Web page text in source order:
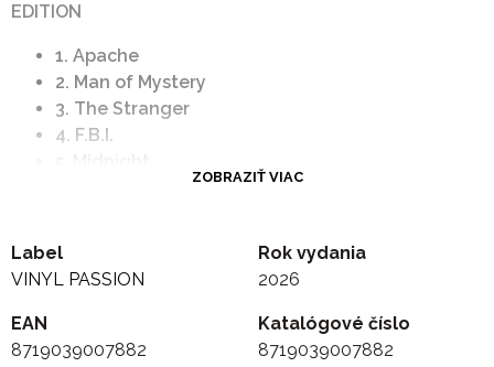
EDITION
1. Apache
2. Man of Mystery
3. The Stranger
4. F.B.I.
6. The Frightened City
8. Back Home
9. Sleepwalk
12. The Savage
ZOBRAZIŤ VIAC
Label
VINYL PASSION
Rok vydania
2026
EAN
8719039007882
Katalógové číslo
8719039007882